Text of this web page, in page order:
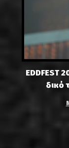
EDDFEST
δικό